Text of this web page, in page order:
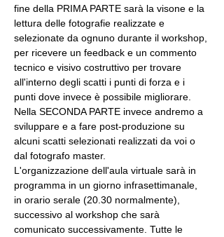
fine della PRIMA PARTE sarà la visone e la
lettura delle fotografie realizzate e
selezionate da ognuno durante il workshop,
per ricevere un feedback e un commento
tecnico e visivo costruttivo per trovare
all'interno degli scatti i punti di forza e i
punti dove invece è possibile migliorare.
Nella SECONDA PARTE invece andremo a
sviluppare e a fare post-produzione su
alcuni scatti selezionati realizzati da voi o
dal fotografo master.
L'organizzazione dell'aula virtuale sarà in
programma in un giorno infrasettimanale,
in orario serale (20.30 normalmente),
successivo al workshop che sarà
comunicato successivamente. Tutte le